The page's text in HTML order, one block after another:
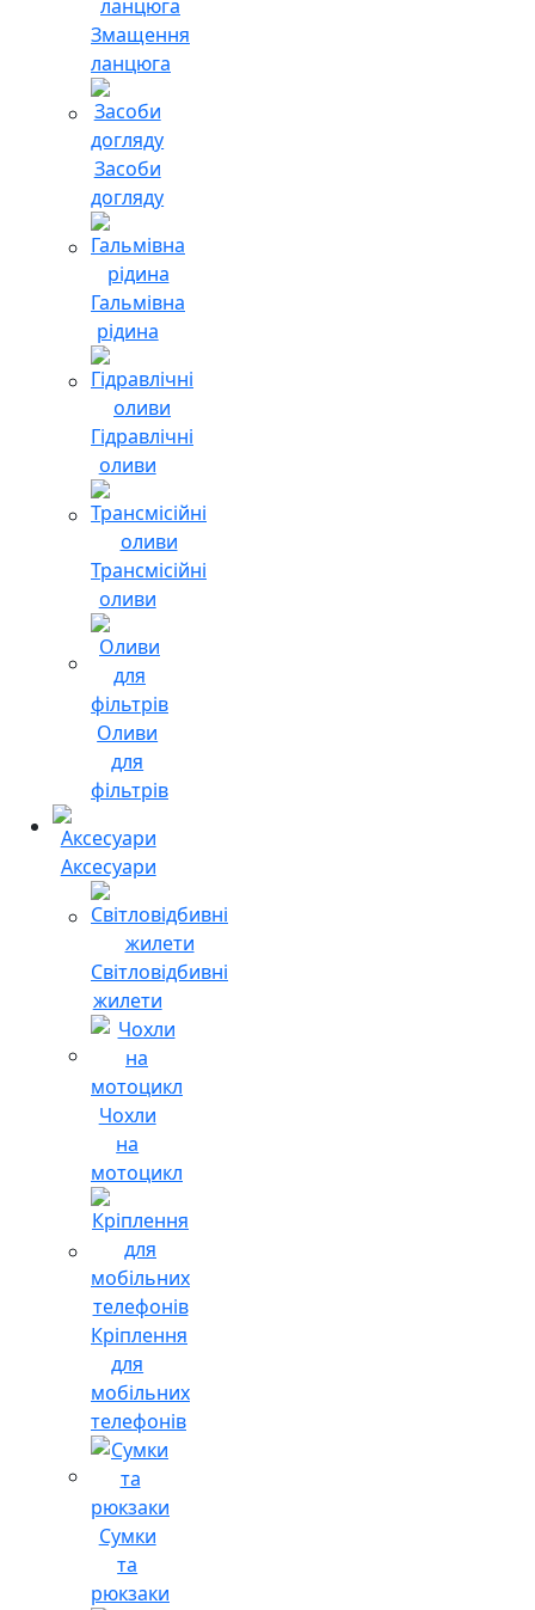
Змащення
ланцюга
Засоби
догляду
Гальмівна
рідина
Гідравлічні
оливи
Трансмісійні
оливи
Оливи
для
фільтрів
Аксесуари
Світловідбивні
жилети
Чохли
на
мотоцикл
Кріплення
для
мобільних
телефонів
Сумки
та
рюкзаки